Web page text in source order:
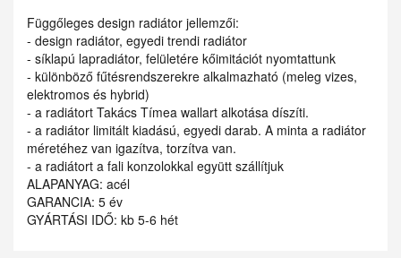
Függőleges design radiátor jellemzői:
- design radiátor, egyedi trendi radiátor
- síklapú lapradiátor, felületére kőimitációt nyomtattunk
- különböző fűtésrendszerekre alkalmazható (meleg vizes,
elektromos és hybrid)
- a radiátort Takács Tímea wallart alkotása díszíti.
- a radiátor limitált kiadású, egyedi darab. A minta a radiátor
méretéhez van igazítva, torzítva van.
- a radiátort a fali konzolokkal együtt szállítjuk
ALAPANYAG: acél
GARANCIA: 5 év
GYÁRTÁSI IDŐ: kb 5-6 hét